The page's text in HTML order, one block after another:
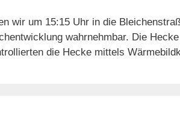
wir um 15:15 Uhr in die
wahrnehmbar. Die
die Hecke mittels